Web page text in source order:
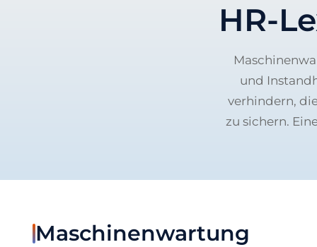
HR-
und
verhindern,
zu sichern.
Maschinenwartung